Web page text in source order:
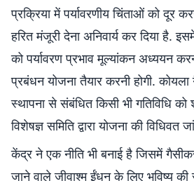
प्रक्रिया में पर्यावरणीय चिंताओं को दूर
हरित मंजूरी देना अनिवार्य कर दिया है.
को पर्यावरण प्रभाव मूल्यांकन अध्ययन
प्रबंधन योजना तैयार करनी होगी.
स्थापना से संबंधित किसी भी गतिविधि
विशेषज्ञ समिति द्वारा योजना की विधिवत
केंद्र ने एक नीति भी बनाई है जिसमें
जाने वाले जीवाश्म ईंधन के लिए भविष्य की